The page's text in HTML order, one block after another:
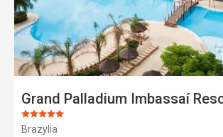
Grand Palladium Imbassaí
Ocena:
5/5
Brazylia